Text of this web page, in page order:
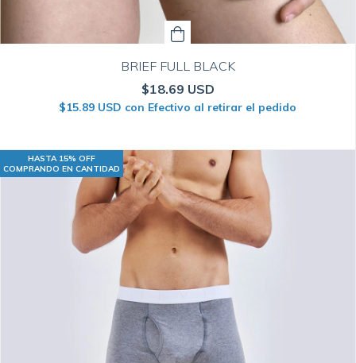
BRIEF FULL BLACK
$18.69 USD
$15.89 USD con Efectivo al retirar el pedido
HASTA 15% OFF
COMPRANDO EN CANTIDAD